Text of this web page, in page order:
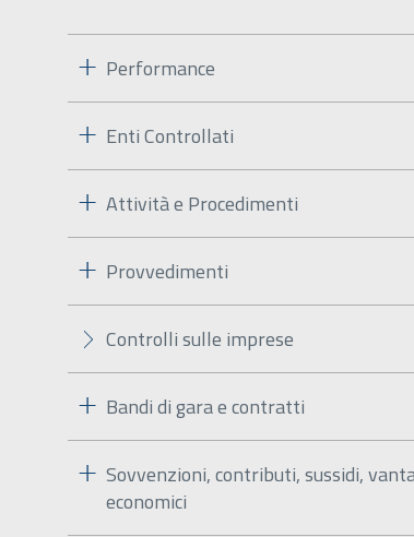
Performance
Enti Controllati
Attività e Procedimenti
Provvedimenti
Controlli sulle imprese
Bandi di gara e contratti
Sovvenzioni, contributi, sussidi,
economici